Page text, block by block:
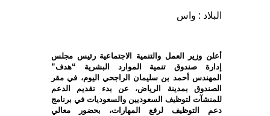
البلاد : واس
أعلن وزير العمل والتنمية الاجتماعية رئيس مجلس
إدارة صندوق تنمية الموارد البشرية “هدف”
المهندس أحمد بن سليمان الراجحي اليوم، في مقر
الصندوق بمدينة الرياض، عن بدء تقديم الدعم
للمنشآت لتوظيف السعوديين والسعوديات في برنامج
دعم التوظيف لرفع المهارات، بحضور معالي